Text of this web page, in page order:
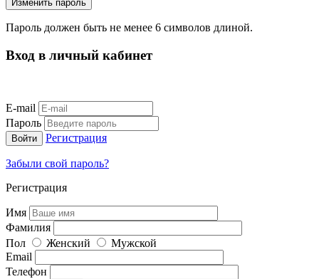
Пароль должен быть не менее 6 символов длиной.
Вход в личный кабинет
E-mail
Пароль
Регистрация
Забыли свой пароль?
Регистрация
Имя
Фамилия
Пол
Женский
Мужской
Email
Телефон